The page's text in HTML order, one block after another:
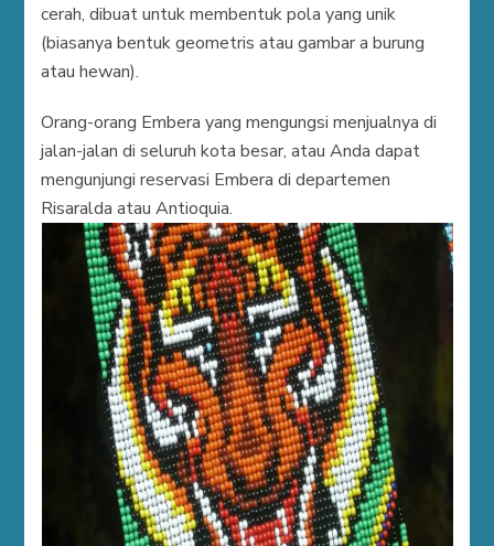
cerah, dibuat untuk membentuk pola yang unik
(biasanya bentuk geometris atau gambar a burung
atau hewan).
Orang-orang Embera yang mengungsi menjualnya di
jalan-jalan di seluruh kota besar, atau Anda dapat
mengunjungi reservasi Embera di departemen
Risaralda atau Antioquia.